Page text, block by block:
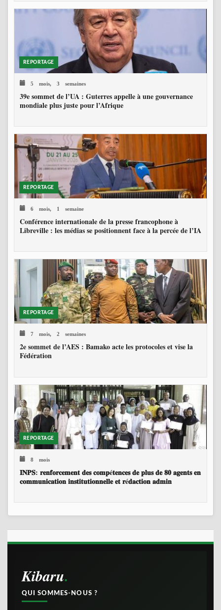
REPORTAGE
5 mois, 3 semaines
39e sommet de l’UA : Guterres appelle à une gouvernance
mondiale plus juste pour l’Afrique
REPORTAGE
6 mois, 1 semaine
Conférence internationale de la presse francophone à
Libreville : les médias se positionnent face à la percée de l’IA
REPORTAGE
7 mois, 2 semaines
2e sommet de l’AES : Bamako acte les protocoles et vise la
Fédération
REPORTAGE
8 mois
𝐈𝐍𝐏𝐒: 𝐫𝐞𝐧𝐟𝐨𝐫𝐜𝐞𝐦𝐞𝐧𝐭 𝐝𝐞𝐬 𝐜𝐨𝐦𝐩é𝐭𝐞𝐧𝐜𝐞𝐬 𝐝𝐞 𝐩𝐥𝐮𝐬 𝐝𝐞 𝟖𝟎 𝐚𝐠𝐞𝐧𝐭𝐬 𝐞𝐧
𝐜𝐨𝐦𝐦𝐮𝐧𝐢𝐜𝐚𝐭𝐢𝐨𝐧 𝐢𝐧𝐬𝐭𝐢𝐭𝐮𝐭𝐢𝐨𝐧𝐧𝐞𝐥𝐥𝐞 𝐞𝐭 𝐫é𝐝𝐚𝐜𝐭𝐢𝐨𝐧 𝐚𝐝𝐦𝐢𝐧
Kibaru
QUI SOMMES-NOUS ?